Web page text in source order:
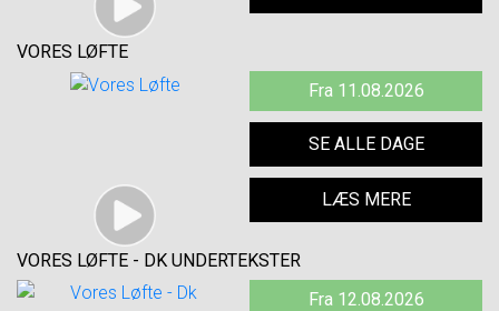
VORES LØFTE
Fra 11.08.2026
SE ALLE DAGE
LÆS MERE
VORES LØFTE - DK UNDERTEKSTER
Fra 12.08.2026